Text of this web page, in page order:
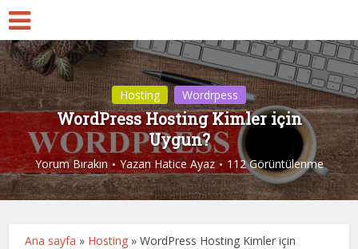
Hosting Wordrpess
WordPress Hosting Kimler için
Uygun?
Yorum Bırakın YazanHatice Ayaz 112 Görüntülenme
Ana sayfa » Hosting »WordPress Hosting Kimler için